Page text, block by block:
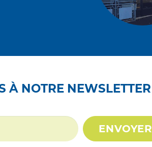
À NOTRE NEWSLETTER
ENVOYER